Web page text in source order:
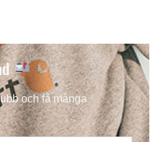
och få många